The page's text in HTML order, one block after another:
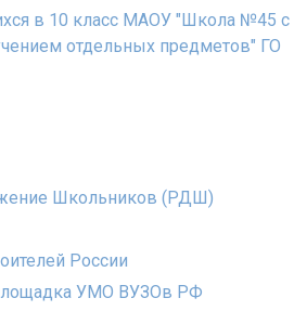
в 10 класс МАОУ "Школа №45 с
отдельных предметов" ГО
Школьников (РДШ)
России
УМО ВУЗОв РФ